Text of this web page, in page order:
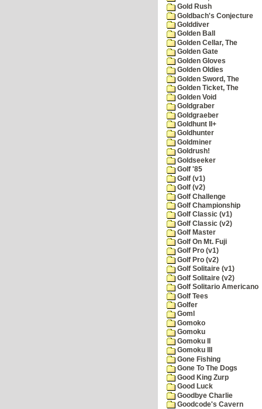
Gold Rush
Goldbach's Conjecture
Golddiver
Golden Ball
Golden Cellar, The
Golden Gate
Golden Gloves
Golden Oldies
Golden Sword, The
Golden Ticket, The
Golden Void
Goldgraber
Goldgraeber
Goldhunt II+
Goldhunter
Goldminer
Goldrush!
Goldseeker
Golf '85
Golf (v1)
Golf (v2)
Golf Challenge
Golf Championship
Golf Classic (v1)
Golf Classic (v2)
Golf Master
Golf On Mt. Fuji
Golf Pro (v1)
Golf Pro (v2)
Golf Solitaire (v1)
Golf Solitaire (v2)
Golf Solitario Americano
Golf Tees
Golfer
Goml
Gomoko
Gomoku
Gomoku II
Gomoku III
Gone Fishing
Gone To The Dogs
Good King Zurp
Good Luck
Goodbye Charlie
Goodcode's Cavern